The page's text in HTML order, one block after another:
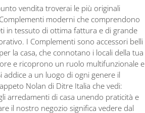
vendita troverai le più originali
moderni che comprendono
in tessuto di ottima fattura e di grande
I Complementi sono accessori belli
la casa, che connotano i locali della tua
e ricoprono un ruolo multifunzionale e
addice a un luogo di ogni genere il
Nolan di Ditre Italia che vedi:
arredamenti di casa unendo praticità e
il nostro negozio significa vedere dal